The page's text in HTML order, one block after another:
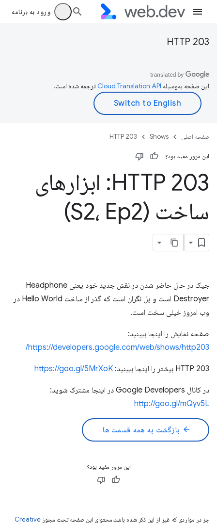
ورود به برنامه
HTTP 203
این صفحه به‌وسیله ترجمه شده است.
صفحه اصلی Shows
HTTP 203
این مرور مفید بود؟
HTTP 203: ابزارهای
ساخت (S2، Ep2)
جیک در حال حاضر شدن در نقش جدید خود یعنی Headphone
Destroyer است و پل نگران است که گذر از ساخت Hello World در
وب امروز خیلی سخت است.
صفحه نمایش را اینجا ببینید:
https://developers.google.com/web/shows/http203/
HTTP 203 بیشتر را اینجا ببینید: https://goo.gl/5MrXoK
در کانال Google Developers در اینجا مشترک شوید:
http://goo.gl/mQyv5L
arrow_back بازگشت به همه قسمت ها
این مرور مفید بود؟
جز در مواردی که غیر از این ذکر شده باشد،‌محتوای این صفحه تحت مجوز Creative